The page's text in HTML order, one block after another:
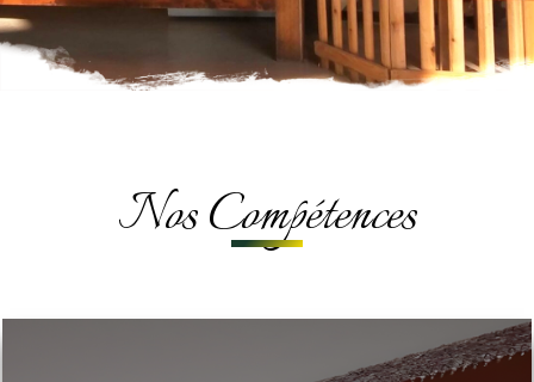
Nos Compétences